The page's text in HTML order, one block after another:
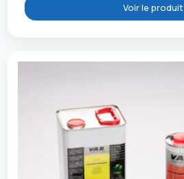
Voir le produit